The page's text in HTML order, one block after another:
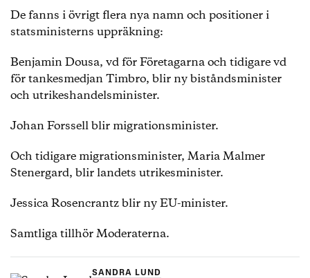
De fanns i övrigt flera nya namn och positioner i
statsministerns uppräkning:
Benjamin Dousa, vd för Företagarna och tidigare vd
för tankesmedjan Timbro, blir ny biståndsminister
och utrikeshandelsminister.
Johan Forssell blir migrationsminister.
Och tidigare migrationsminister, Maria Malmer
Stenergard, blir landets utrikesminister.
Jessica Rosencrantz blir ny EU-minister.
Samtliga tillhör Moderaterna.
SANDRA LUND